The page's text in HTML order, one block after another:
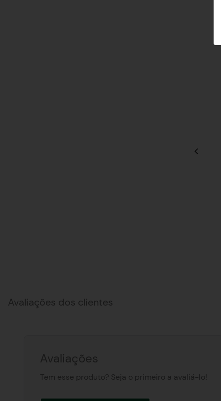
Avaliações dos clientes
Avaliações
Tem esse produto? Seja o primeiro a avaliá-lo!